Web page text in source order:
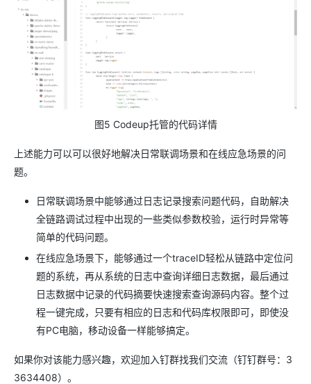
图5 Codeup托管的代码详情
上述能力可以可以很好地解决日常联调场景和在线应急场景的问
题。
日常联调场景中能够通过日志记录搜索问题代码，自助解决
全链路调试过程中出现的一些类似参数校验，运行时异常等
简单的代码问题。
在线应急场景下，能够通过一个traceID轻松从链路中定位问
题的系统，再从系统的日志中查询详细日志数据，最后通过
日志数据中记录的代码摘要快速搜索查询源码内容。整个过
程一键完成，只要有相应的日志和代码库权限即可，即使没
有PC电脑，移动设备一样能够搞定。
如果你对该能力感兴趣，欢迎加入钉群找我们交流（钉钉群号：3
3634408）。